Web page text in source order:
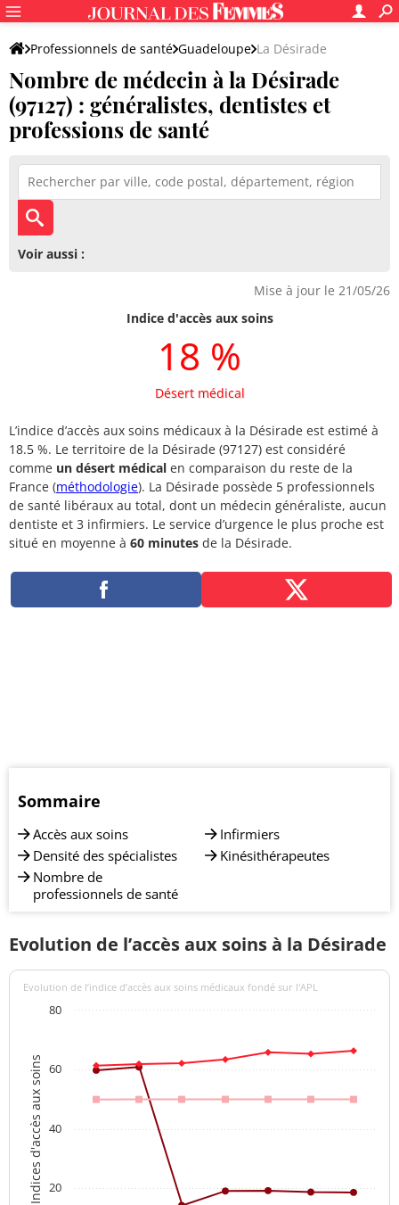
Professionnels de santé Guadeloupe La Désirade
Nombre de médecin à la Désirade
(97127) : généralistes, dentistes et
professions de santé
Voir aussi :
Mise à jour le 21/05/26
Indice d'accès aux soins
18 %
Désert médical
L’indice d’accès aux soins médicaux à la Désirade est estimé à
18.5 %. Le territoire de la Désirade (97127) est considéré
comme un désert médical en comparaison du reste de la
France (méthodologie). La Désirade possède 5 professionnels
de santé libéraux au total, dont un médecin généraliste, aucun
dentiste et 3 infirmiers. Le service d’urgence le plus proche est
situé en moyenne à 60 minutes de la Désirade.
Sommaire
Accès aux soins
Densité des spécialistes
Nombre de
professionnels de santé
Infirmiers
Kinésithérapeutes
Evolution de l’accès aux soins à la Désirade
Indices d'accès aux soins
Evolution de l’indice d’accès aux soins médicaux fondé sur l'APL
20
40
60
80